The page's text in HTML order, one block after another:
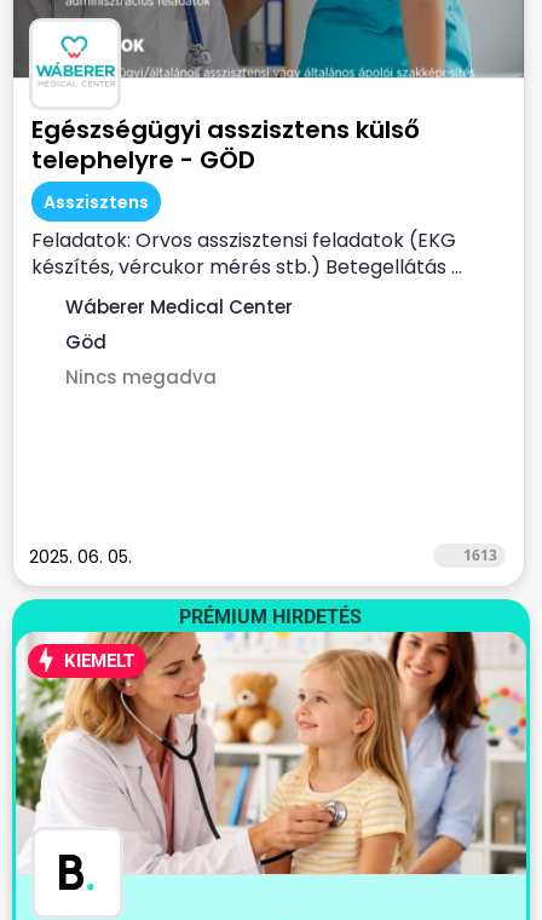
Egészségügyi asszisztens külső
telephelyre - GÖD
Asszisztens
Feladatok: Orvos asszisztensi feladatok (EKG
készítés, vércukor mérés stb.) Betegellátás ...
Wáberer Medical Center
Göd
Nincs megadva
2025. 06. 05. 1613
PRÉMIUM HIRDETÉS
KIEMELT
B.